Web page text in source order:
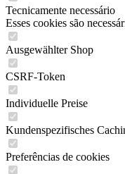
Tecnicamente necessário
Esses cookies são
Ausgewählter Shop
CSRF-Token
Individuelle Preise
Kundenspezifisches
Preferências de cookies